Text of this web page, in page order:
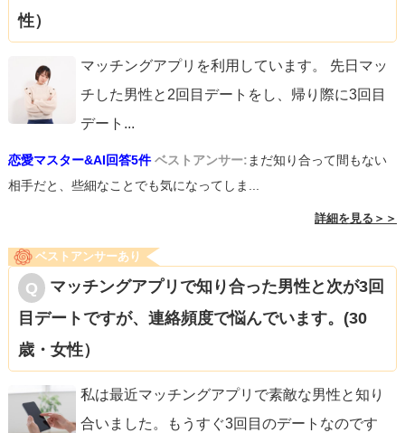
性）
マッチングアプリを利用しています。 先日マッ
チした男性と2回目デートをし、帰り際に3回目
デート ...
恋愛マスター&AI回答5件 ベストアンサー:まだ知り合って間もない
相手だと、些細なことでも気になってしま...
詳細を見る＞＞
ベストアンサーあり
マッチングアプリで知り合った男性と次が3回
目デートですが、連絡頻度で悩んでいます。(30
歳・女性）
私は最近マッチングアプリで素敵な男性と知り
合いました。もうすぐ3回目のデートなのです